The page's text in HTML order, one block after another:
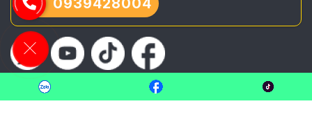
0939428004